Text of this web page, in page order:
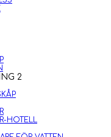
2
HOTELL